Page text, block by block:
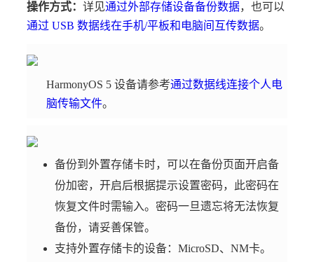
操作方式：详见通过外部存储设备备份数据，也可以
通过 USB 数据线在手机/平板和电脑间互传数据。
HarmonyOS 5 设备请参考通过数据线连接个人电
脑传输文件。
备份到外置存储卡时，可以在备份页面开启备
份加密，开启后根据提示设置密码，此密码在
恢复文件时需输入。密码一旦遗忘将无法恢复
备份，请妥善保管。
支持外置存储卡的设备：MicroSD、NM卡。